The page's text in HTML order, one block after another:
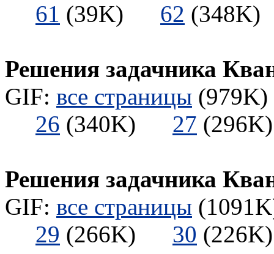
61 (39K) 62
Решения задачника
GIF: все страницы
26 (340K) 27
Решения задачника
GIF: все страницы
29 (266K) 30